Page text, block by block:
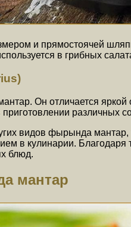
и прямостоячей
в грибных
Он отличается
различных
видов фырында
в кулинарии.
блюд.
мантар